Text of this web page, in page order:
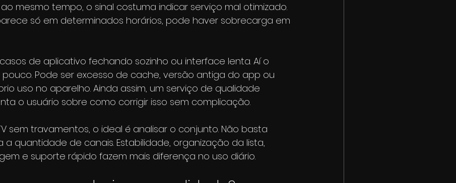
mesmo tempo, o sinal costuma indicar serviço mal otimizado.
só em determinados horários, pode haver sobrecarga em
de aplicativo fechando sozinho ou interface lenta. Aí o
Pode ser excesso de cache, versão antiga do app ou
uso no aparelho. Ainda assim, um serviço de qualidade
o usuário sobre como corrigir isso sem complicação.
sem travamentos, o ideal é analisar o conjunto. Não basta
a quantidade de canais. Estabilidade, organização da lista,
e suporte rápido fazem mais diferença no uso diário.